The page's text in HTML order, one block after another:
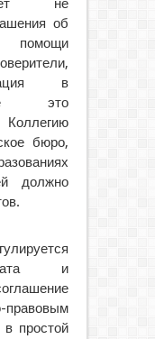
не
об
помощи
в
это
бюро,
должно
и
простой